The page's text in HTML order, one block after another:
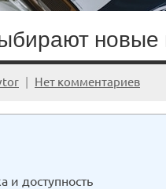
Нет комментариев
и доступность